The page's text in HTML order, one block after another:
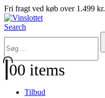
Fri fragt ved køb over 1.499 kr.
Search
00 items
Tilbud